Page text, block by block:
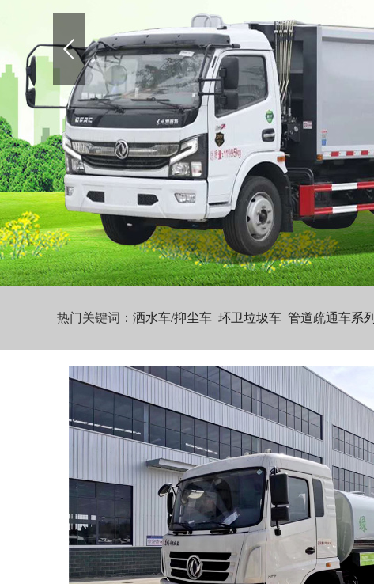
热门关键词： 洒水车/抑尘车 环卫垃圾车 管道疏通车系列